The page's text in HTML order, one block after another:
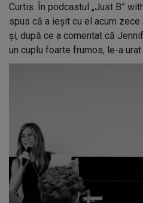
Curtis. În podcastul „Just B”
spus că a ieșit cu el acum zece
și, după ce a comentat că
un cuplu foarte frumos, le-a